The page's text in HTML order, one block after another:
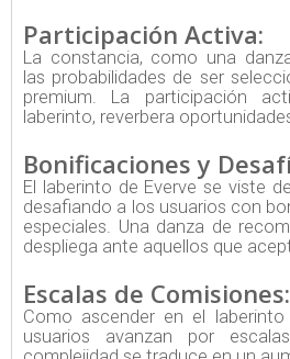
Participación Activa:
La constancia, como una
las probabilidades de ser
premium. La participación
laberinto, reverbera
Bonificaciones y
El laberinto de Everve se viste
desafiando a los usuarios con
especiales. Una danza de
despliega ante aquellos que
Escalas de Comisiones:
Como ascender en el
usuarios avanzan por